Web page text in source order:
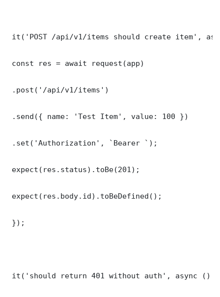
it('POST /api/v1/items should create item',
const res = await request(app)
.post('/api/v1/items')
.send({ name: 'Test Item', value: 100 })
.set('Authorization', `Bearer `);
expect(res.status).toBe(201);
expect(res.body.id).toBeDefined();
});
it('should return 401 without auth', async ()